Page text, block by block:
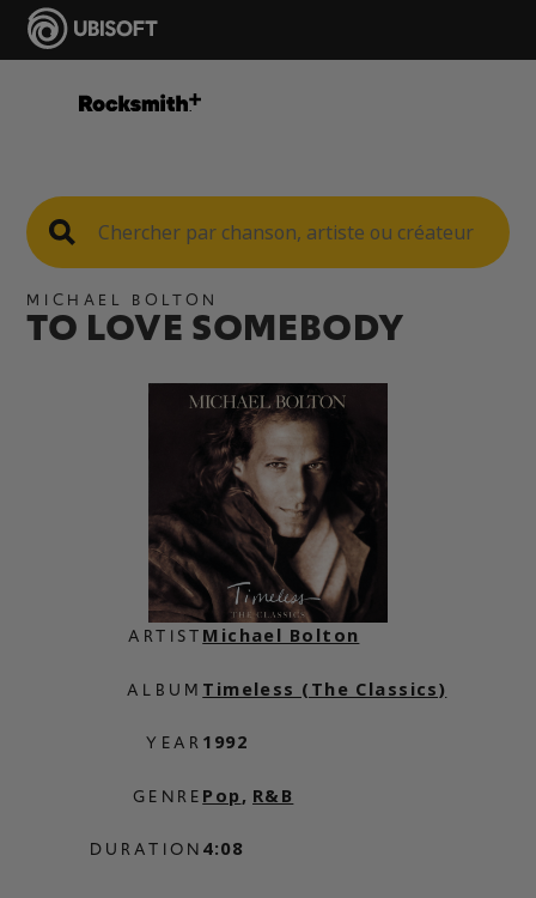
MICHAEL BOLTON
TO LOVE SOMEBODY
ARTIST
ALBUM
YEAR
GENRE
DURATION
Michael Bolton
Timeless (The Classics)
1992
Pop, R&B
4:08